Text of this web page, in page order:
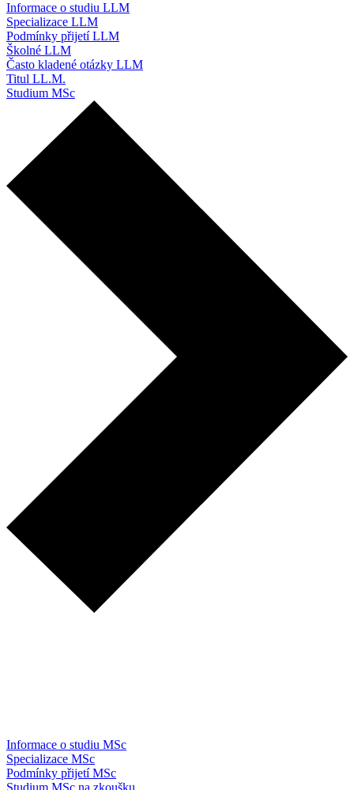
Informace o studiu LLM
Specializace LLM
Podmínky přijetí LLM
Školné LLM
Často kladené otázky LLM
Titul LL.M.
Studium MSc
Informace o studiu MSc
Specializace MSc
Podmínky přijetí MSc
Studium MSc na zkoušku